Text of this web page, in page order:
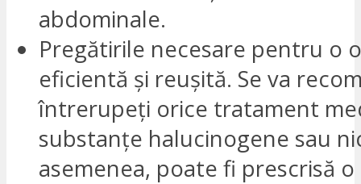
abdominale.
Pregătirile necesare pentru o
eficientă și reușită. Se va
întrerupeți orice tratament
substanțe halucinogene sau
asemenea, poate fi prescrisă